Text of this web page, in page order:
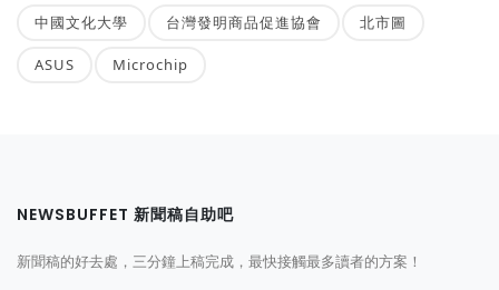
中國文化大學 台灣發明商品促進協會 北市圖
ASUS Microchip
NEWSBUFFET 新聞稿自助吧
新聞稿的好去處，三分鐘上稿完成，最快接觸最多讀者的方案！